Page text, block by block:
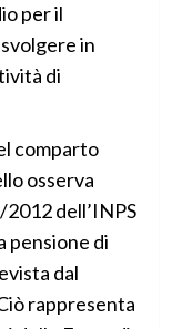
per il
in
di
comparto
osserva
dell’INPS
pensione di
dal
rappresenta